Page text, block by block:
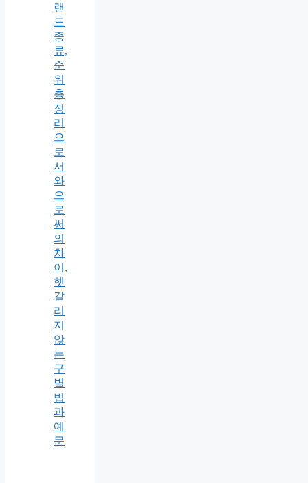
랜
드
종
류,
순
위
총
정
리
으
로
서
와
으
로
써
의
차
이,
헷
갈
리
지
않
는
구
별
법
과
예
문